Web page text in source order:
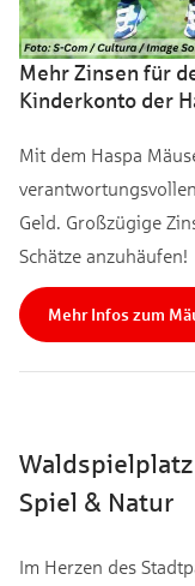
Mehr Zinsen für
Kinderkonto der
Mit dem Haspa
Geld. Großzügige
Schätze anzuhäufen!
Mehr Infos zum
Spiel & Natur
Im Herzen des